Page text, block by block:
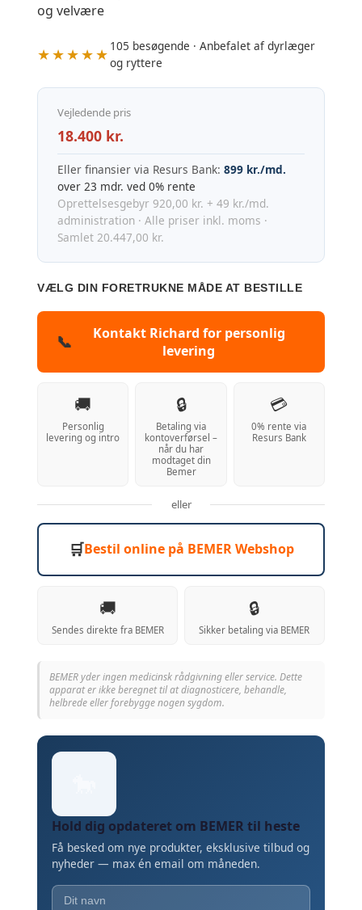
og velvære
★★★★★ 105 besøgende · Anbefalet af dyrlæger
og ryttere
Vejledende pris
18.400 kr.
Eller finansier via Resurs Bank:899 kr./md.
over 23 mdr. ved 0% rente
Oprettelsesgebyr 920,00 kr. + 49 kr./md.
administration · Alle priser inkl. moms ·
Samlet 20.447,00 kr.
VÆLG DIN FORETRUKNE MÅDE AT BESTILLE
📞
Kontakt Richard for personlig
levering
🚚
Personlig
levering og intro
🔒
Betaling via
kontoverførsel –
når du har
modtaget din
Bemer
💳
0% rente via
Resurs Bank
eller
🛒Bestil online på BEMER Webshop
🚚
Sendes direkte fra BEMER
🔒
Sikker betaling via BEMER
BEMER yder ingen medicinsk rådgivning eller service. Dette
apparat er ikke beregnet til at diagnosticere, behandle,
helbrede eller forebygge nogen sygdom.
Hold dig opdateret om BEMER til heste
Få besked om nye produkter, eksklusive tilbud og
nyheder — max én email om måneden.